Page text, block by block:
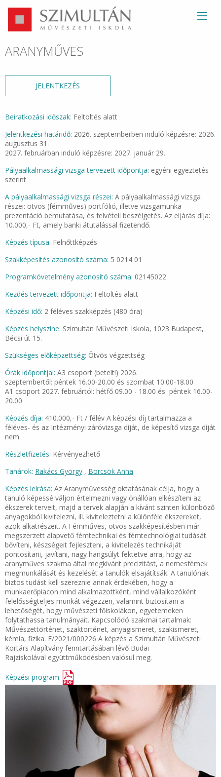
ARANYMŰVES
JELENTKEZÉS
Beiratkozási időszak: Feltöltés alatt
Jelentkezési határidő: 2026. szeptemberben induló képzésre: 2026.
augusztus 31.
2027. februárban induló képzésre: 2027. január 29.
Pályaalkalmassági vizsga tervezett időpontja: egyéni egyeztetés
szerint
A pályaalkalmassági vizsga részei: A pályaalkalmassági vizsga
részei: ötvös (fémműves) portfólió, illetve vizsgamunka
prezentáció bemutatása, és felvételi beszélgetés. Az eljárás díja:
10.000,- Ft, amely banki átutalással fizetendő.
Képzés típusa: Felnőttképzés
Szakképesítés azonosító száma: 5 0214 01
Programkövetelmény azonosító száma: 02145022
Kezdés tervezett időpontja: Feltöltés alatt
Képzési idő: 2 féléves szakképzés (480 óra)
Képzés helyszíne: Szimultán Művészeti Iskola, 1023 Budapest,
Bécsi út 15.
Szükséges előképzettség: Ötvös végzettség
Órák időpontjai: A3 csoport (betelt!) 2026.
szeptembertől: péntek 16.00-20.00 és szombat 10.00-18.00
A1 csoport 2027. februártól: hétfő 09.00 - 18.00 és péntek 16.00-
20.00
Képzés díja: 410.000,- Ft / félév A képzési díj tartalmazza a
féléves- és az Intézményi záróvizsga díját, de képesítő vizsga díját
nem.
Részletfizetés: Kérvényezhető
Tanárok: Rakács György , Börcsök Anna
Képzés leírása: Az Aranyművesség oktatásának célja, hogy a
tanuló képessé váljon értelmezni vagy önállóan elkészíteni az
ékszerek terveit, majd a tervek alapján a kívánt szinten különböző
anyagokból kivitelezni, ill. kiviteleztetni a különféle ékszereket,
azok alkatrészeit. A Fémműves, ötvös szakképesítésben már
megszerzett alapvető fémtechnikai és fémtechnológiai tudását
bővíteni, készségeit fejleszteni, a kivitelezés technikáját
pontosítani, javítani, nagy hangsúlyt fektetve arra, hogy az
aranyműves szakma által megkívánt precizitást, a nemesfémek
megmunkálását és kezelését a tanulók elsajátítsák. A tanulónak
biztos tudást kell szereznie annak érdekében, hogy a
munkaerőpiacon mind alkalmazottként, mind vállalkozóként
felelősségteljes munkát végezzen, valamint biztosítani a
lehetőségét, hogy művészeti főiskolákon, egyetemeken
folytathassa tanulmányait. Kapcsolódó szakmai tartalmak:
Művészettörténet, szaktörténet, anyagismeret, szakismeret,
kémia, fizika. E/2021/000226 A képzés a Szimultán Művészeti
Kortárs Alapítvány fenntartásában lévő Budai
Rajziskolával együttműködésben valósul meg.
Képzési program: